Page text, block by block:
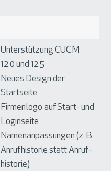
Unterstützung CUCM
12.0 und 12.5
Neues Design der
Startseite
Firmenlogo auf Start- und
Loginseite
Namenanpassungen (z. B.
Anrufhistorie statt Anruf-
historie)